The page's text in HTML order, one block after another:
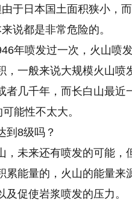
于日本国土面积狭小，
说都是非常危险的。
年喷发过一次，火山喷
，一般来说大规模火山
者几千年，而长白山最
能性不太大。
到8级吗？
未来还有喷发的可能，
累能量的，火山的能量
促使岩浆喷发的压力。